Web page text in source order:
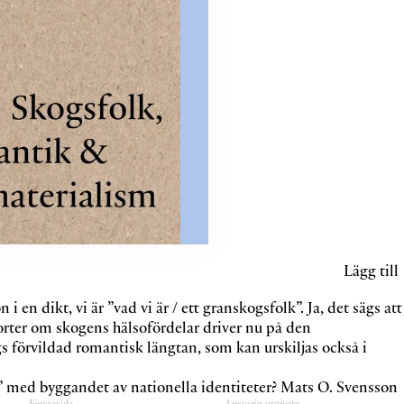
Lägg till
i en dikt, vi är ”vad vi är / ett granskogsfolk”. Ja, det sägs att
om skogens hälsofördelar driver nu på den
förvildad romantisk längtan, som kan urskiljas också i
byggandet av nationella identiteter? Mats O. Svensson